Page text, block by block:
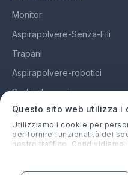
Questo sito web utilizza i
Utilizziamo i cookie per
per fornire funzionalità dei
nostro traffico. Condividiamo
potrebbero combinarle con
Monitor
Aspirapolvere-Senza-Fili
Trapani
Aspirapolvere-robotici
Sedie da gaming
Auricolari
ilprodottomigliore.it